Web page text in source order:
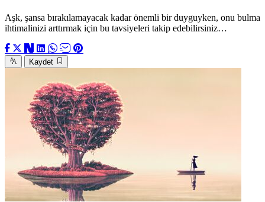
Aşk, şansa bırakılamayacak kadar önemli bir duyguyken, onu bulma
ihtimalinizi arttırmak için bu tavsiyeleri takip edebilirsiniz…
Kaydet